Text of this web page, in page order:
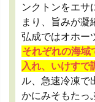
ンクトンをエサ
まり、旨みが凝
弘成ではオホー
それぞれの海域
入れ、いけすで
ル、急速冷凍で
かにみそもたっ